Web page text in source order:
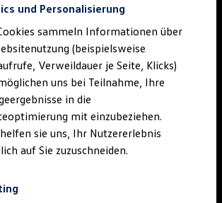
Class bei Volkswagen
Gewinn
Tutorials
EVERY1
und Personalisierung
sammeln Informationen über
(beispielsweise
Verweildauer je Seite, Klicks)
uns bei Teilnahme, Ihre
in die
mit einzubeziehen.
sie uns, Ihr Nutzererlebnis
auf Sie zuzuschneiden.